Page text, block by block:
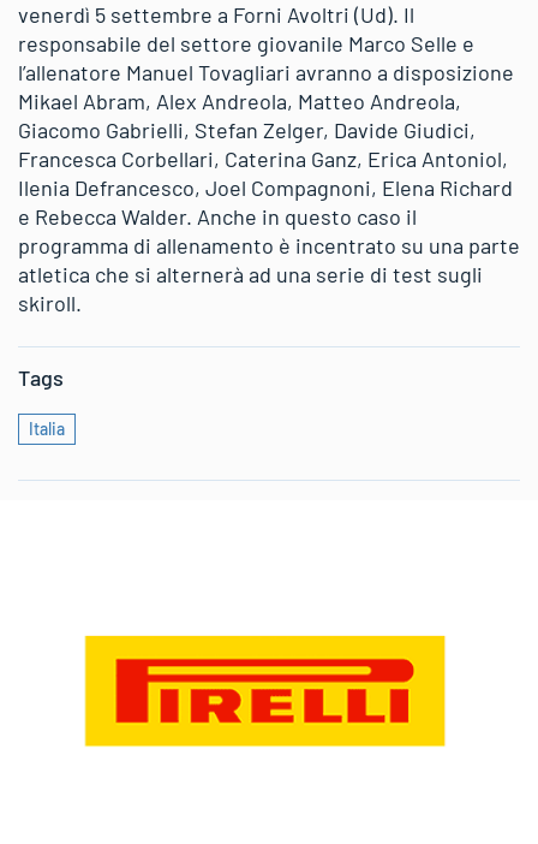
venerdì 5 settembre a Forni Avoltri (Ud). Il
responsabile del settore giovanile Marco Selle e
l’allenatore Manuel Tovagliari avranno a disposizione
Mikael Abram, Alex Andreola, Matteo Andreola,
Giacomo Gabrielli, Stefan Zelger, Davide Giudici,
Francesca Corbellari, Caterina Ganz, Erica Antoniol,
Ilenia Defrancesco, Joel Compagnoni, Elena Richard
e Rebecca Walder. Anche in questo caso il
programma di allenamento è incentrato su una parte
atletica che si alternerà ad una serie di test sugli
skiroll.
Tags
Italia